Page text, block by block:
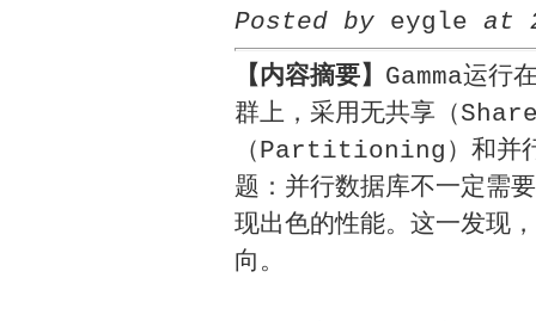
Posted by eygle at
【内容摘要】 Gamma运行
群上，采用无共享（
（Partitioning）和并行
题：并行数据库不一定需
现出色的性能。这一发现
向。